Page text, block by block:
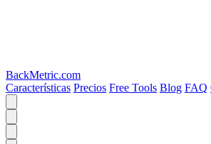
BackMetric.com
Características Precios Free Tools Blog FAQ